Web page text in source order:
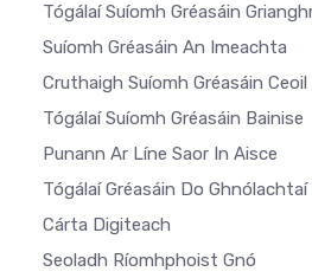
Tógálaí Suíomh Gréasáin
Suíomh Gréasáin An Imeachta
Cruthaigh Suíomh Gréasáin Ceoil
Tógálaí Suíomh Gréasáin Bainise
Punann Ar Líne Saor In Aisce
Tógálaí Gréasáin Do Ghnólachtaí
Cárta Digiteach
Seoladh Ríomhphoist Gnó